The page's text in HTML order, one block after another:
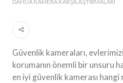
DAHUA KAMERA KARŞILAŞTIRMALARI
Güvenlik kameraları,
korumanın önemli bir unsuru
en iyi güvenlik kamerası hangi